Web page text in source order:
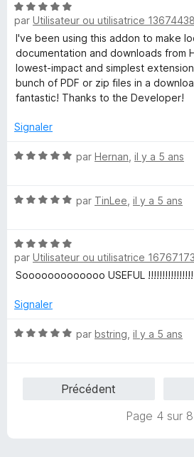
5
s
u
r
5
N
o
t
é
5
s
u
5
par Utilisateur ou utilisatrice
I've been using this addon to make
documentation and downloads from
lowest-impact and simplest
bunch of PDF or zip files in a
fantastic! Thanks to the Developer!
Signaler
N
é
u
r
5
par Hernan il y a 5 ans
N
é
5
s
r
par TinLee il y a 5 ans
N
o
t
5
u
par Utilisateur ou utilisatrice
Sooooooooooooo USEFUL
Signaler
N
par bstring il y a 5 ans
Précédent
Page 4 sur 8